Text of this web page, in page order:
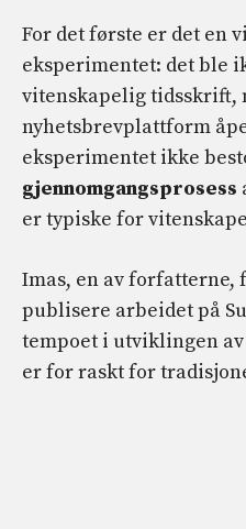
For det første er det en
eksperimentet: det ble
vitenskapelig tidsskrift,
nyhetsbrevplattform
eksperimentet ikke
gjennomgangsprosess
er typiske for
Imas, en av forfatterne,
publisere arbeidet på
tempoet i utviklingen
er for raskt for